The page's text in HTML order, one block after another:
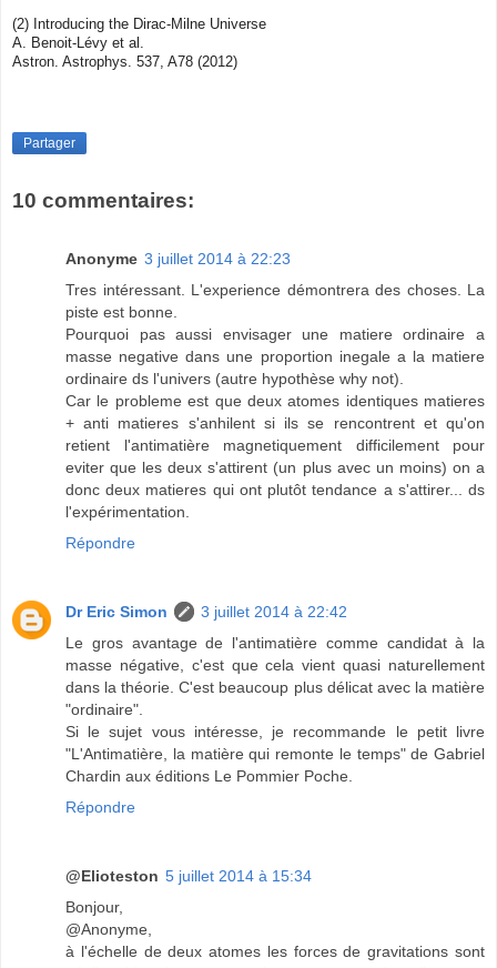
(2) Introducing the Dirac-Milne Universe
A. Benoit-Lévy et al.
Astron. Astrophys. 537, A78 (2012)
Partager
10 commentaires:
Anonyme 3 juillet 2014 à 22:23
Tres intéressant. L'experience démontrera des choses. La
piste est bonne.
Pourquoi pas aussi envisager une matiere ordinaire a
masse negative dans une proportion inegale a la matiere
ordinaire ds l'univers (autre hypothèse why not).
Car le probleme est que deux atomes identiques matieres
+ anti matieres s'anhilent si ils se rencontrent et qu'on
retient l'antimatière magnetiquement difficilement pour
eviter que les deux s'attirent (un plus avec un moins) on a
donc deux matieres qui ont plutôt tendance a s'attirer... ds
l'expérimentation.
Répondre
Dr Eric Simon
3 juillet 2014 à 22:42
Le gros avantage de l'antimatière comme candidat à la
masse négative, c'est que cela vient quasi naturellement
dans la théorie. C'est beaucoup plus délicat avec la matière
"ordinaire".
Si le sujet vous intéresse, je recommande le petit livre
"L'Antimatière, la matière qui remonte le temps" de Gabriel
Chardin aux éditions Le Pommier Poche.
Répondre
@Elioteston 5 juillet 2014 à 15:34
Bonjour,
@Anonyme,
à l'échelle de deux atomes les forces de gravitations sont